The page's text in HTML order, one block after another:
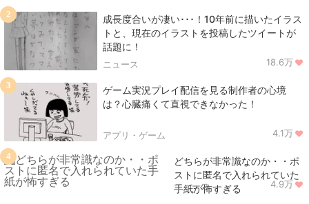
成長度合いが凄い･･･！10年前に描いたイラス
トと、現在のイラストを投稿したツイートが
話題に！
ニュース 18.6万
2
ゲーム実況プレイ配信を見る制作者の心境
は？心臓痛くて直視できなかった！
アプリ・ゲーム 4.1万
3
どちらが非常識なのか・・ポ
ストに匿名で入れられていた
手紙が怖すぎる
ニュース 4.9万
4